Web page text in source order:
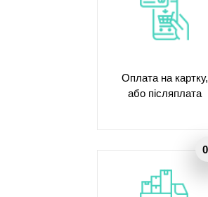
Оплата на картку,
або післяплата